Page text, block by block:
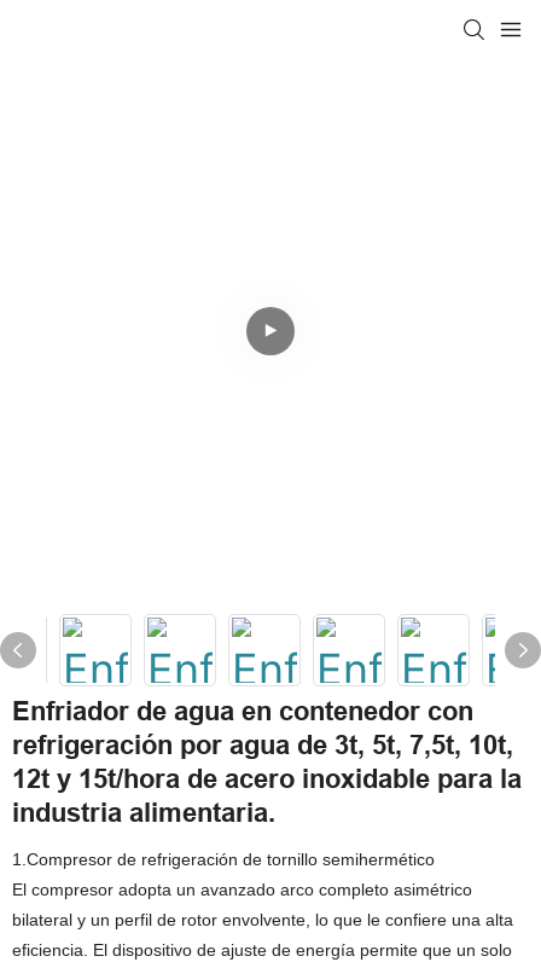
Enfriador de agua en contenedor con
refrigeración por agua de 3t, 5t, 7,5t, 10t,
12t y 15t/hora de acero inoxidable para la
industria alimentaria.
1.Compresor de refrigeración de tornillo semihermético
El compresor adopta un avanzado arco completo asimétrico
bilateral y un perfil de rotor envolvente, lo que le confiere una alta
eficiencia. El dispositivo de ajuste de energía permite que un solo